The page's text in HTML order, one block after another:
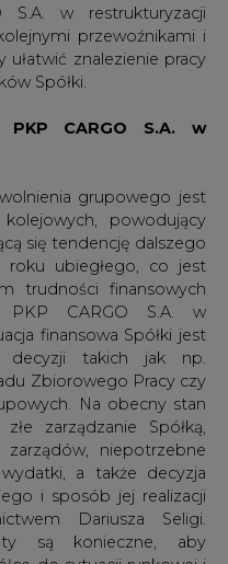
S.A. w restrukturyzacji
przewoźnikami i
znalezienie pracy
Spółki.
CARGO S.A. w
grupowego jest
powodujący
się tendencję dalszego
ubiegłego, co jest
trudności finansowych
PKP CARGO S.A. w
finansowa Spółki jest
decyzji takich jak np.
Zbiorowego Pracy czy
Na obecny stan
zarządzanie Spółką,
niepotrzebne
a także decyzja
i sposób jej realizacji
Dariusza Seligi.
są konieczne, aby